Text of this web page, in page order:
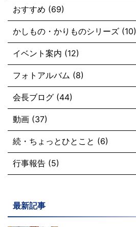
おすすめ (69)
かしもの・かりものシリーズ (10)
イベント案内 (12)
フォトアルバム (8)
会長ブログ (44)
動画 (37)
続・ちょっとひとこと (6)
行事報告 (5)
最新記事